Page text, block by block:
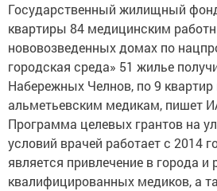
Государственный жилищный
квартиры 84 медицинским
нововозведенных домах по
городская среда» 51 жилье
Набережных Челнов, по 9
альметьевским медикам, пишет
Программа целевых грантов на
условий врачей работает с 2014
является привлечение в города и
квалифицированных медиков, а